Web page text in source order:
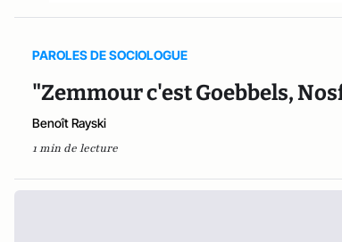
PAROLES DE SOCIOLOGUE
"Zemmour c'est Goebbels,
Benoît Rayski
1 min de lecture